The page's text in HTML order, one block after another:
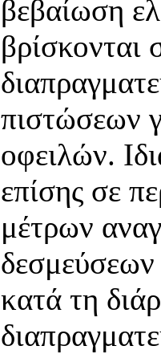
βεβαίωση
βρίσκονται
πιστώσεων
οφειλών.
επίσης σε
μέτρων
κατά τη